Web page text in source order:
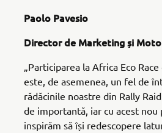
Paolo Pavesio
Director de Marketing și
„Participarea la Africa Eco
este, de asemenea, un fel de
rădăcinile noastre din Rally
de importantă, iar cu acest nou
inspirăm să își redescopere